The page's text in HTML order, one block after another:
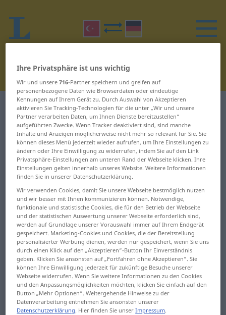
Türkisch-Deutsch Wörterbuch D 34
Wörter auf Türkisch, die mit D
beginnen – döşek ... dürtmek
döşek
döşeli
döşeme
döşemeci
döşemek
döşemelik
döşenmek
dümbelek
dümdüz
dümen
dümenci
dün
dünden
dünkü
Ihre Privatsphäre ist uns wichtig
Wir und unsere716-Partner speichern und greifen auf
personenbezogene Daten wie Browserdaten oder eindeutige
Kennungen auf Ihrem Gerät zu. Durch Auswahl von Akzeptieren
aktivieren Sie Tracking-Technologien für die unter „Wir und unsere
Partner verarbeiten Daten, um Ihnen Dienste bereitzustellen“
aufgeführten Zwecke. Wenn Tracker deaktiviert sind, sind manche
Inhalte und Anzeigen möglicherweise nicht mehr so relevant für Sie. Sie
können dieses Menü jederzeit wieder aufrufen, um Ihre Einstellungen zu
ändern oder Ihre Einwilligung zu widerrufen, indem Sie auf den Link
Privatsphäre-Einstellungen am unteren Rand der Webseite klicken. Ihre
Einstellungen gelten innerhalb unseres Website. Weitere Informationen
finden Sie in unserer Datenschutzerklärung.
Wir verwenden Cookies, damit Sie unsere Webseite bestmöglich nutzen
und wir besser mit Ihnen kommunizieren können. Notwendige,
funktionale und statistische Cookies, die für den Betrieb der Webseite
und der statistischen Auswertung unserer Webseite erforderlich sind,
werden auf Grundlage unserer Vorauswahl immer auf Ihrem Endgerät
gespeichert. Marketing-Cookies und Cookies, die der Bereitstellung
personalisierter Werbung dienen, werden nur gespeichert, wenn Sie uns
durch einen Klick auf den „Akzeptieren“-Button Ihr Einverständnis
geben. Klicken Sie ansonsten auf „Fortfahren ohne Akzeptieren“. Sie
können Ihre Einwilligung jederzeit für zukünftige Besuche unserer
Webseite widerrufen. Wenn Sie weitere Informationen zu den Cookies
und den Anpassungsmöglichkeiten möchten, klicken Sie einfach auf den
Button „Mehr Optionen“. Weitergehende Hinweise zu der
Datenverarbeitung entnehmen Sie ansonsten unserer
Datenschutzerklärung. Hier finden Sie unserImpressum.